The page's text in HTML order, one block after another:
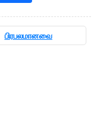
பிரபலமானவை